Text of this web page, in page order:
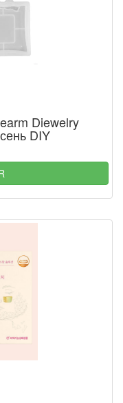
Diewelry
DIY